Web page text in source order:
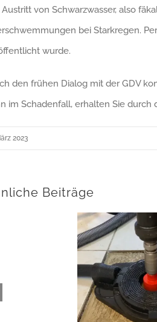
Austritt von Schwarzwasser, also
bei Starkregen.
wurde.
den frühen Dialog mit der GDV
im Schadenfall, erhalten Sie
2023
Beiträge